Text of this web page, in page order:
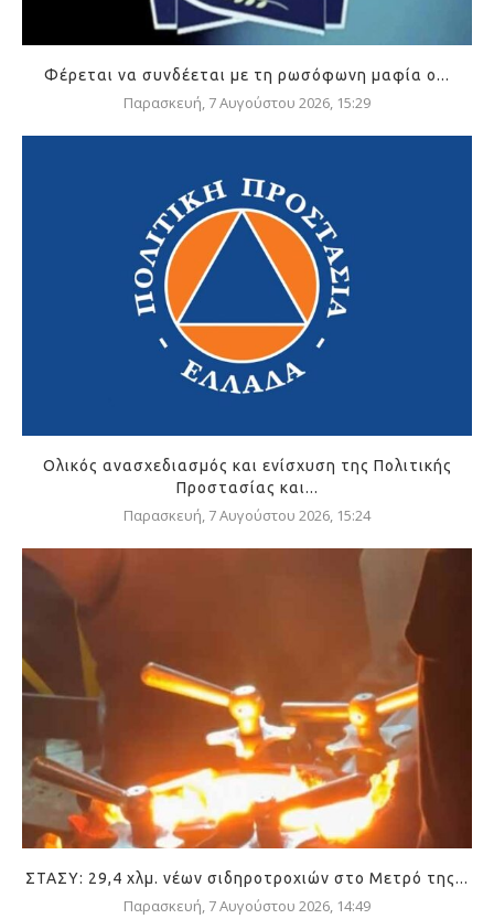
Φέρεται να συνδέεται με τη ρωσόφωνη μαφία ο...
Παρασκευή, 7 Αυγούστου 2026, 15:29
Ολικός ανασχεδιασμός και ενίσχυση της Πολιτικής
Προστασίας και...
Παρασκευή, 7 Αυγούστου 2026, 15:24
ΣΤΑΣΥ: 29,4 χλμ. νέων σιδηροτροχιών στο Μετρό της...
Παρασκευή, 7 Αυγούστου 2026, 14:49